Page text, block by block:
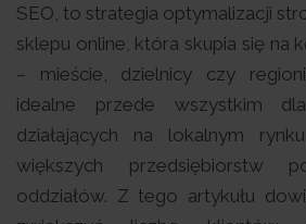
SEO, to strategia optymalizacji
sklepu online, która skupia się na
– mieście, dzielnicy czy
idealne przede wszystkim
działających na lokalnym
większych przedsiębiorstw
oddziałów. Z tego artykułu